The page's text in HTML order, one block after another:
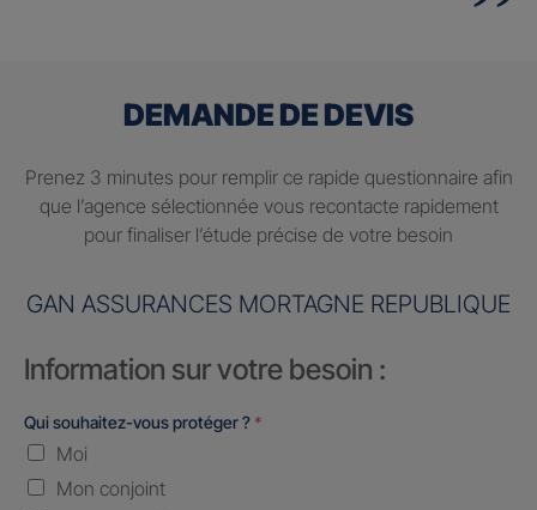
DEMANDE DE DEVIS
Prenez 3 minutes pour remplir ce rapide questionnaire afin
que l’agence sélectionnée vous recontacte rapidement
pour finaliser l’étude précise de votre besoin
GAN ASSURANCES MORTAGNE REPUBLIQUE
Information sur votre besoin :
Qui souhaitez-vous protéger ? *
Moi
Mon conjoint